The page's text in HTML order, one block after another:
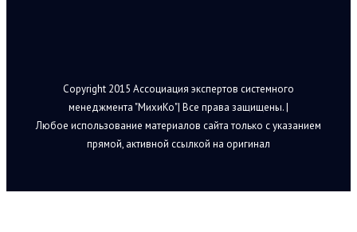
Copyright 2015 Ассоциация экспертов системного
менеджмента "МихиКо"| Все права защищены. |
Любое использование материалов сайта только с указанием
прямой, активной ссылкой на оригинал